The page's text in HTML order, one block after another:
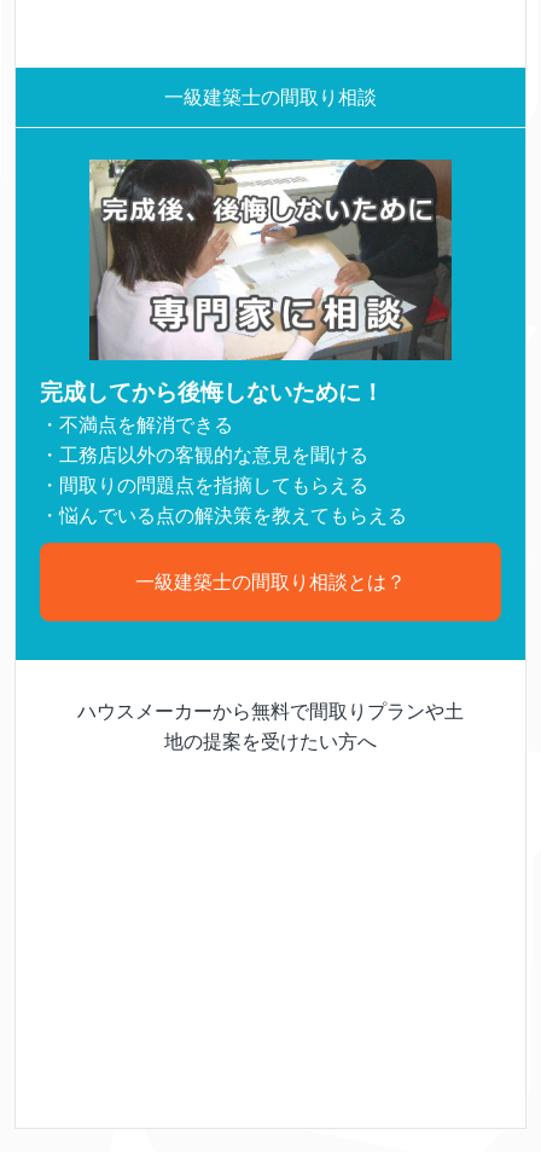
一級建築士の間取り相談
完成してから後悔しないために！
・不満点を解消できる
・工務店以外の客観的な意見を聞ける
・間取りの問題点を指摘してもらえる
・悩んでいる点の解決策を教えてもらえる
一級建築士の間取り相談とは？
ハウスメーカーから無料で間取りプランや土
地の提案を受けたい方へ